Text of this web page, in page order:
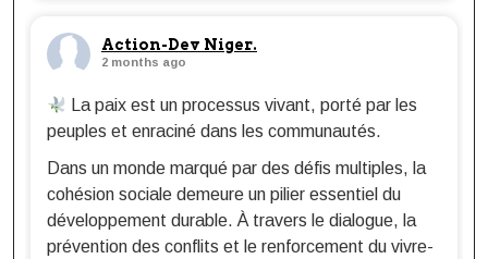
Action-Dev Niger.
2 months ago
La paix est un processus vivant, porté par les
peuples et enraciné dans les communautés.
Dans un monde marqué par des défis multiples, la
cohésion sociale demeure un pilier essentiel du
développement durable. À travers le dialogue, la
prévention des conflits et le renforcement du vivre-